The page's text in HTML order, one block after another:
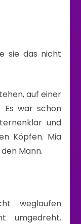
sie das nicht
auf einer
Es war schon
und
Köpfen. Mia
Mann.
weglaufen
umgedreht.